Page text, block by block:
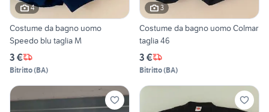
4
Costume da bagno uomo
Speedo blu taglia M
3 €
Bitritto(BA)
3
Costume da bagno uomo Colmar
taglia 46
3 €
Bitritto(BA)